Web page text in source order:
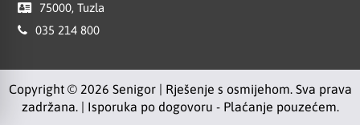
75000, Tuzla
035 214 800
Copyright © 2026 Senigor | Rješenje s osmijehom. Sva prava
zadržana. | Isporuka po dogovoru - Plaćanje pouzećem.